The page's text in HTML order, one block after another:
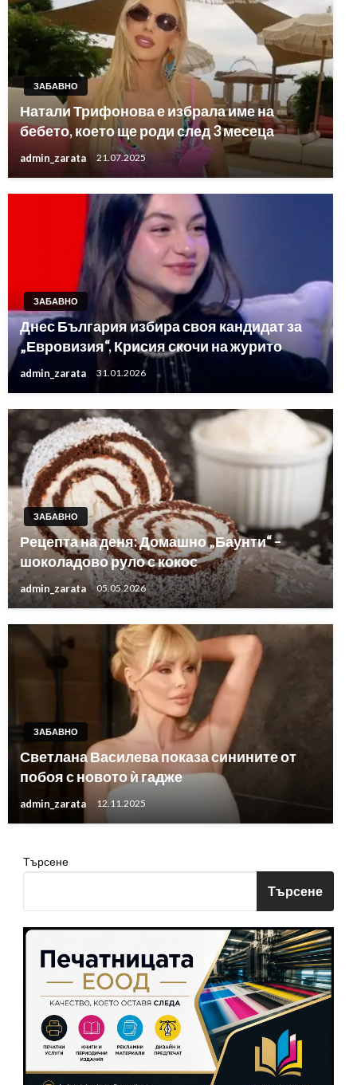
ЗАБАВНО
Натали Трифонова е избрала име на
бебето, което ще роди след 3 месеца
admin_zarata 21.07.2025
ЗАБАВНО
Днес България избира своя кандидат за
„Евровизия“, Крисия скочи на журито
admin_zarata 31.01.2026
ЗАБАВНО
Рецепта на деня: Домашно „Баунти“ –
шоколадово руло с кокос
admin_zarata 05.05.2026
ЗАБАВНО
Светлана Василева показа синините от
побоя с новото ѝ гадже
admin_zarata 12.11.2025
Търсене
Търсене